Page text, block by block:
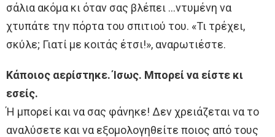
σάλια ακόμα κι όταν σας βλέπει …ντυμένη να
χτυπάτε την πόρτα του σπιτιού του. «Τι τρέχει,
σκύλε; Γιατί με κοιτάς έτσι!», αναρωτιέστε.
Κάποιος αερίστηκε. Ίσως. Μπορεί να είστε κι
εσείς.
Ή μπορεί και να σας φάνηκε! Δεν χρειάζεται να το
αναλύσετε και να εξομολογηθείτε ποιος από τους